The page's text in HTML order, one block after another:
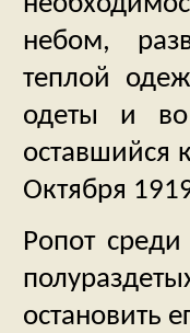
небом,
теплой
одеты и
оставшийся
Октября
Ропот
остановить